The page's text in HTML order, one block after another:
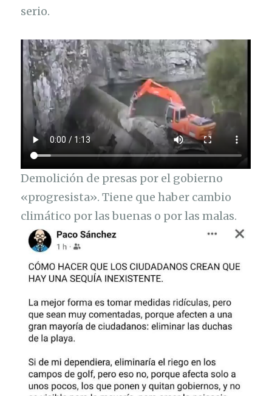
serio.
Demolición de presas por el gobierno
«progresista». Tiene que haber cambio
climático por las buenas o por las malas.